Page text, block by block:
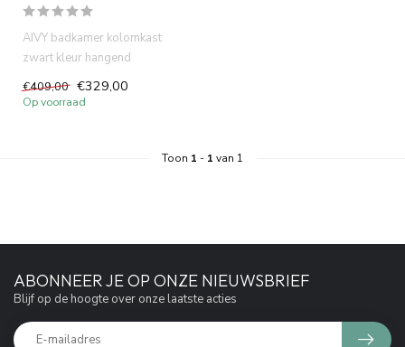
AIVY badkamer kolomkast
zwart kleur hangend
160x35x35cm. MDF materiaal.
Serie Ur...
€409,00 €329,00
Op voorraad
Toon 1 - 1 van 1
ABONNEER JE OP ONZE NIEUWSBRIEF
Blijf op de hoogte over onze laatste acties